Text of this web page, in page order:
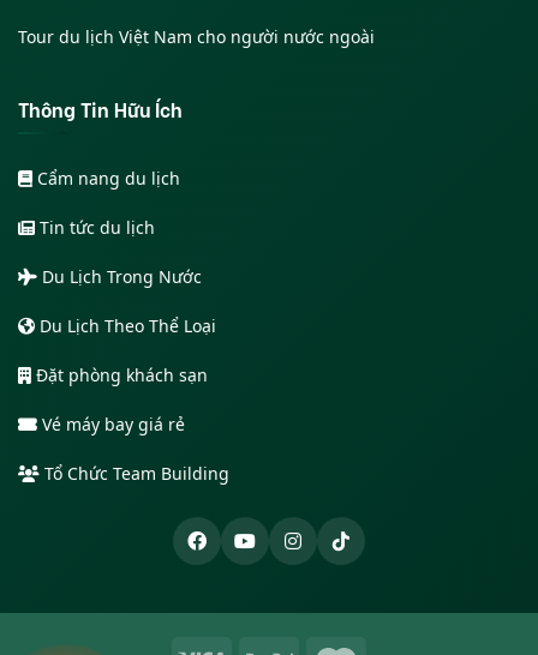
Tour du lịch Việt Nam cho người nước ngoài
Thông Tin Hữu Ích
Cẩm nang du lịch
Tin tức du lịch
Du Lịch Trong Nước
Du Lịch Theo Thể Loại
Đặt phòng khách sạn
Vé máy bay giá rẻ
Tổ Chức Team Building